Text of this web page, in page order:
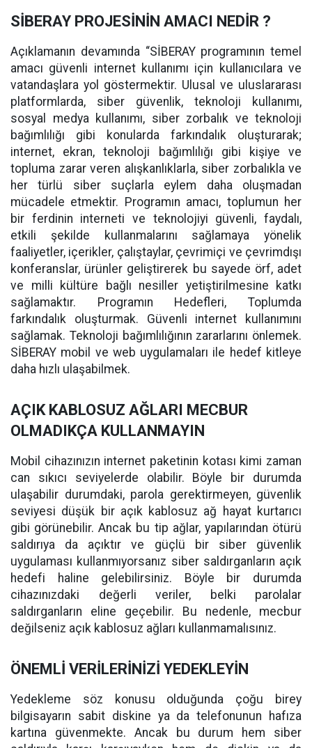
SİBERAY PROJESİNİN AMACI NEDİR ?
Açıklamanın devamında “SİBERAY programının temel
amacı güvenli internet kullanımı için kullanıcılara ve
vatandaşlara yol göstermektir. Ulusal ve uluslararası
platformlarda, siber güvenlik, teknoloji kullanımı,
sosyal medya kullanımı, siber zorbalık ve teknoloji
bağımlılığı gibi konularda farkındalık oluşturarak;
internet, ekran, teknoloji bağımlılığı gibi kişiye ve
topluma zarar veren alışkanlıklarla, siber zorbalıkla ve
her türlü siber suçlarla eylem daha oluşmadan
mücadele etmektir. Programın amacı, toplumun her
bir ferdinin interneti ve teknolojiyi güvenli, faydalı,
etkili şekilde kullanmalarını sağlamaya yönelik
faaliyetler, içerikler, çalıştaylar, çevrimiçi ve çevrimdışı
konferanslar, ürünler geliştirerek bu sayede örf, adet
ve milli kültüre bağlı nesiller yetiştirilmesine katkı
sağlamaktır. Programın Hedefleri, Toplumda
farkındalık oluşturmak. Güvenli internet kullanımını
sağlamak. Teknoloji bağımlılığının zararlarını önlemek.
SİBERAY mobil ve web uygulamaları ile hedef kitleye
daha hızlı ulaşabilmek.
AÇIK KABLOSUZ AĞLARI MECBUR
OLMADIKÇA KULLANMAYIN
Mobil cihazınızın internet paketinin kotası kimi zaman
can sıkıcı seviyelerde olabilir. Böyle bir durumda
ulaşabilir durumdaki, parola gerektirmeyen, güvenlik
seviyesi düşük bir açık kablosuz ağ hayat kurtarıcı
gibi görünebilir. Ancak bu tip ağlar, yapılarından ötürü
saldırıya da açıktır ve güçlü bir siber güvenlik
uygulaması kullanmıyorsanız siber saldırganların açık
hedefi haline gelebilirsiniz. Böyle bir durumda
cihazınızdaki değerli veriler, belki parolalar
saldırganların eline geçebilir. Bu nedenle, mecbur
değilseniz açık kablosuz ağları kullanmamalısınız.
ÖNEMLİ VERİLERİNİZİ YEDEKLEYİN
Yedekleme söz konusu olduğunda çoğu birey
bilgisayarın sabit diskine ya da telefonunun hafıza
kartına güvenmekte. Ancak bu durum hem siber